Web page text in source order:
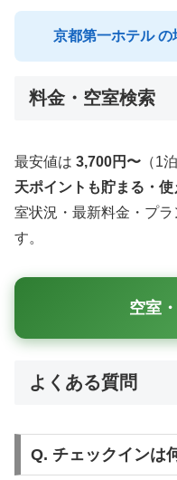
京都第一ホテル
料金・空室検索
最安値は 3,700円〜 （1
天ポイントも貯まる・使
室状況・最新料金・プ
す。
空室
よくある質問
Q. チェックインは